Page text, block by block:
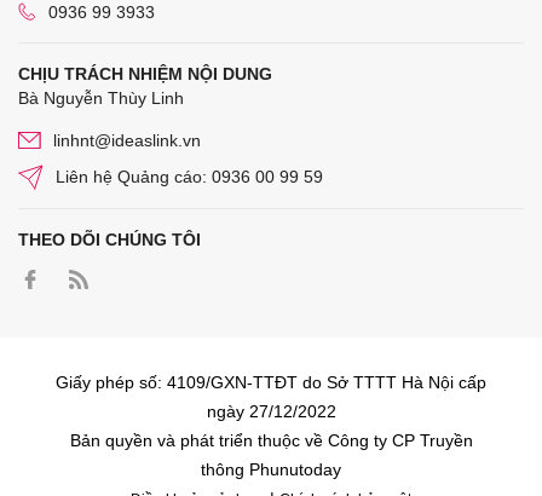
0936 99 3933
CHỊU TRÁCH NHIỆM NỘI DUNG
Bà Nguyễn Thùy Linh
linhnt@ideaslink.vn
Liên hệ Quảng cáo: 0936 00 99 59
THEO DÕI CHÚNG TÔI
Giấy phép số: 4109/GXN-TTĐT do Sở TTTT Hà Nội cấp
ngày 27/12/2022
Bản quyền và phát triển thuộc về Công ty CP Truyền
thông Phunutoday